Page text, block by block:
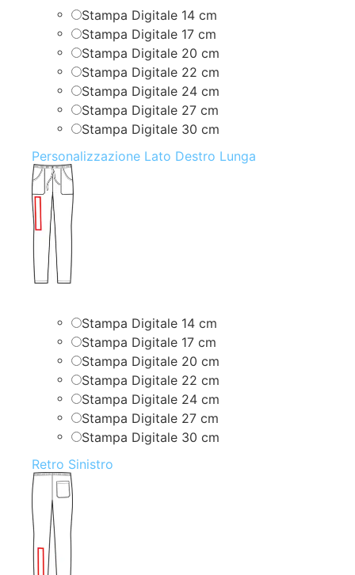
Stampa Digitale 14 cm
Stampa Digitale 17 cm
Stampa Digitale 20 cm
Stampa Digitale 22 cm
Stampa Digitale 24 cm
Stampa Digitale 27 cm
Stampa Digitale 30 cm
Personalizzazione Lato Destro Lunga
Stampa Digitale 14 cm
Stampa Digitale 17 cm
Stampa Digitale 20 cm
Stampa Digitale 22 cm
Stampa Digitale 24 cm
Stampa Digitale 27 cm
Stampa Digitale 30 cm
Retro Sinistro